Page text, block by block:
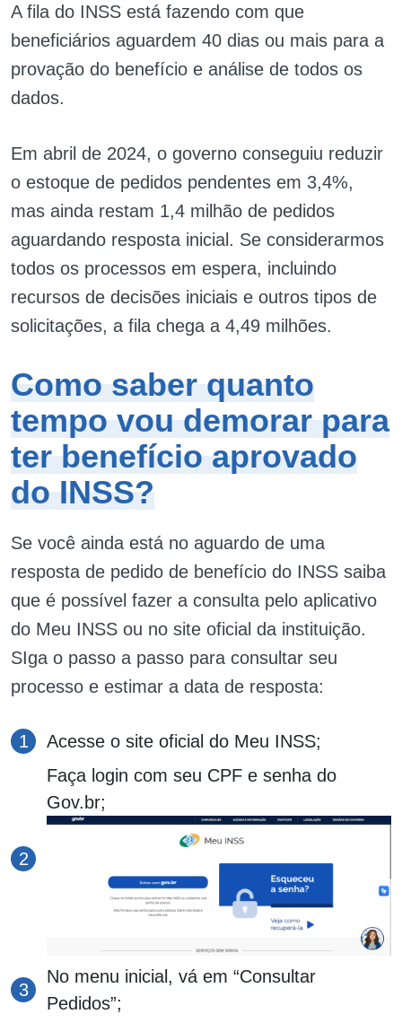
A fila do INSS está fazendo com que
beneficiários aguardem 40 dias ou mais para a
provação do benefício e análise de todos os
dados.
Em abril de 2024, o governo conseguiu reduzir
o estoque de pedidos pendentes em 3,4%,
mas ainda restam 1,4 milhão de pedidos
aguardando resposta inicial. Se considerarmos
todos os processos em espera, incluindo
recursos de decisões iniciais e outros tipos de
solicitações, a fila chega a 4,49 milhões.
Como saber quanto
tempo vou demorar para
ter benefício aprovado
do INSS?
Se você ainda está no aguardo de uma
resposta de pedido de benefício do INSS saiba
que é possível fazer a consulta pelo aplicativo
do Meu INSS ou no site oficial da instituição.
SIga o passo a passo para consultar seu
processo e estimar a data de resposta:
Acesse o site oficial do Meu INSS;
Faça login com seu CPF e senha do
Gov.br;
No menu inicial, vá em “Consultar
Pedidos”;